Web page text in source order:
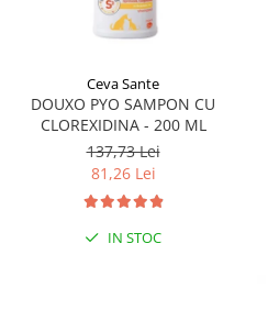
Ceva Sante
DOUXO PYO SAMPON CU
CLOREXIDINA - 200 ML
137,73 Lei
81,26 Lei
IN STOC